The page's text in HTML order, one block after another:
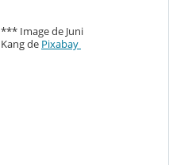
*** Image de Juni
Kang de Pixabay